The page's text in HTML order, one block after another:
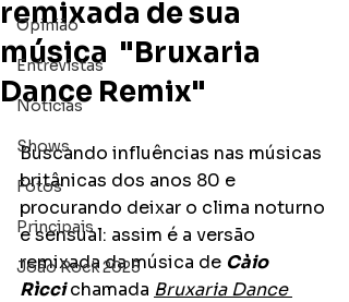
Opinião
Entrevistas
Notícias
Shows
Fotos
Principais
João Rock 2025
remixada de sua
música "Bruxaria
Dance Remix"
Buscando influências nas músicas
britânicas dos anos 80 e
procurando deixar o clima noturno
e sensual: assim é a versão
remixada da música de Càio
Rìcci chamada Bruxaria Dance